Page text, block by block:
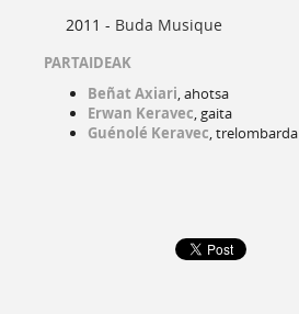
2011 - Buda Musique
PARTAIDEAK
Beñat Axiari, ahotsa
Erwan Keravec, gaita
Guénolé Keravec, trelombarda